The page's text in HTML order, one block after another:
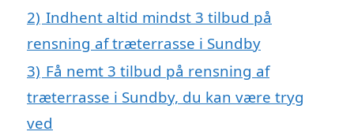
2) Indhent altid mindst 3 tilbud på
rensning af træterrasse i Sundby
3) Få nemt 3 tilbud på rensning af
træterrasse i Sundby, du kan være tryg
ved